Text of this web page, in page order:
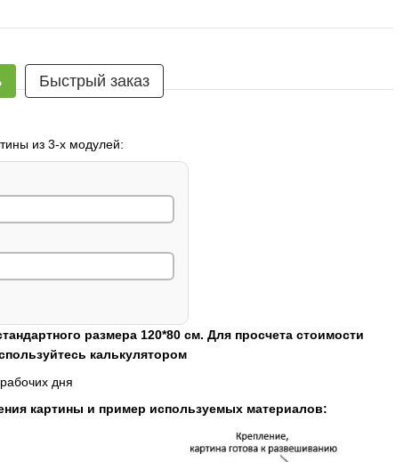
Быстрый заказ
из 3-х модулей:
размера 120*80 см. Для просчета стоимости
калькулятором
дня
картины и пример используемых материалов: